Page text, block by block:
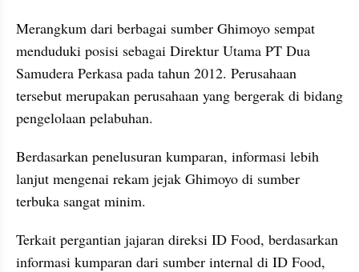
Merangkum dari berbagai sumber Ghimoyo sempat
menduduki posisi sebagai Direktur Utama PT Dua
Samudera Perkasa pada tahun 2012. Perusahaan
tersebut merupakan perusahaan yang bergerak di bidang
pengelolaan pelabuhan.
Berdasarkan penelusuran kumparan, informasi lebih
lanjut mengenai rekam jejak Ghimoyo di sumber
terbuka sangat minim.
Terkait pergantian jajaran direksi ID Food, berdasarkan
informasi kumparan dari sumber internal di ID Food,